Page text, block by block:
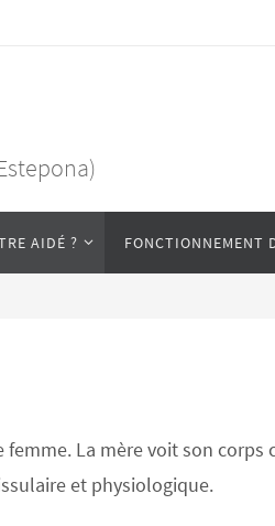
AIDÉ ? FONCTIONNEMENT
La mère voit son
et physiologique.